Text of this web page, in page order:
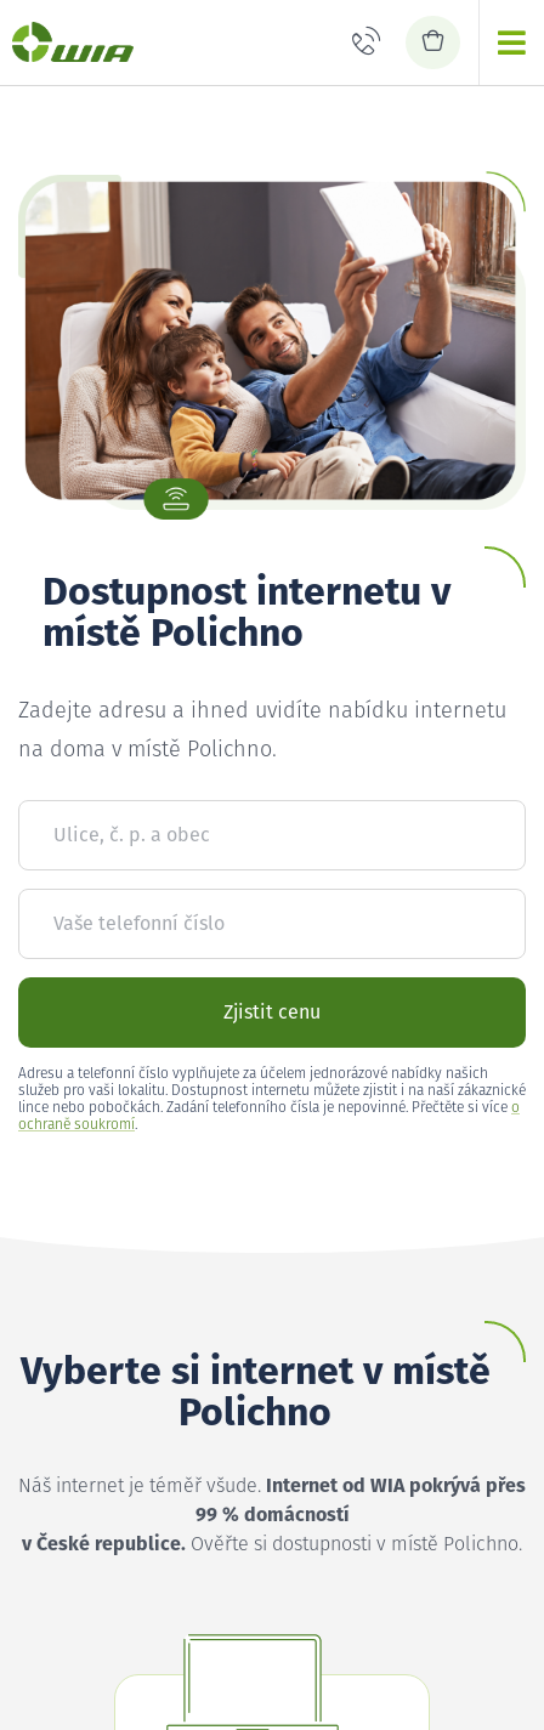
Dostupnost internetu v
místě Polichno
Zadejte adresu a ihned uvidíte nabídku internetu
na doma v místě Polichno.
Ulice, č. p. a obec
Vaše telefonní číslo
Zjistit cenu
Adresu a telefonní číslo vyplňujete za účelem jednorázové nabídky našich
služeb pro vaši lokalitu. Dostupnost internetu můžete zjistit i na naší zákaznické
lince nebo pobočkách. Zadání telefonního čísla je nepovinné. Přečtěte si více o
ochraně soukromí.
Vyberte si internet v místě
Polichno
Náš internet je téměř všude. Internet od WIA pokrývá přes
99 % domácností
v České republice. Ověřte si dostupnosti v místě Polichno.